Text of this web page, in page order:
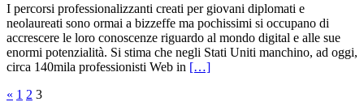
I percorsi professionalizzanti creati per giovani diplomati e
neolaureati sono ormai a bizzeffe ma pochissimi si occupano di
accrescere le loro conoscenze riguardo al mondo digital e alle sue
enormi potenzialità. Si stima che negli Stati Uniti manchino, ad oggi,
circa 140mila professionisti Web in […]
« 1 2 3